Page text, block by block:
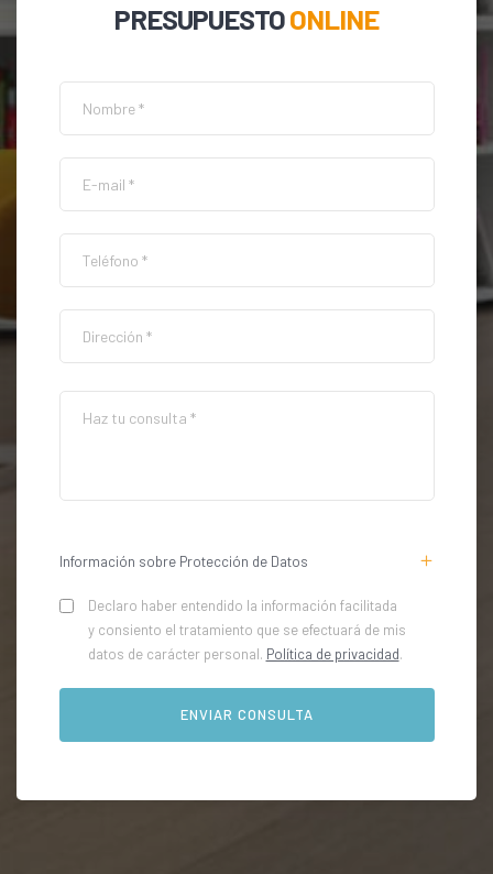
PRESUPUESTOONLINE
Información sobre Protección de Datos
Declaro haber entendido la información facilitada
y consiento el tratamiento que se efectuará de mis
datos de carácter personal. Política de privacidad.